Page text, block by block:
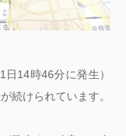
14時46分に発生）
続けられています。